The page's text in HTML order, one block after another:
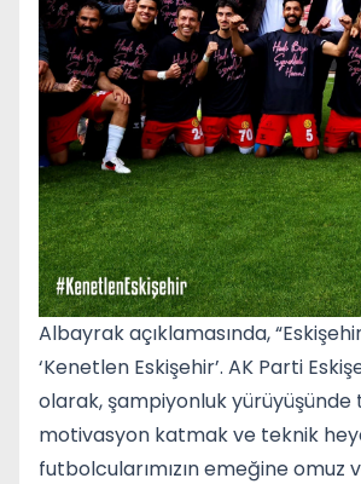
Albayrak açıklamasında,
‘Kenetlen Eskişehir’. AK Parti
olarak, şampiyonluk yürüyüşünde
motivasyon katmak ve teknik
futbolcularımızın emeğine omuz